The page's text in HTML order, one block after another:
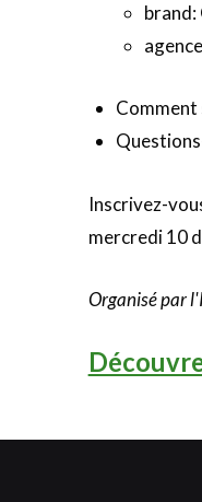
brand:
Comment
Inscrivez-
mercredi 10
Organisé par